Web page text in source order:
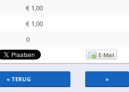
€ 1,00
€ 1,00
0
E-Mail
« TERUG »